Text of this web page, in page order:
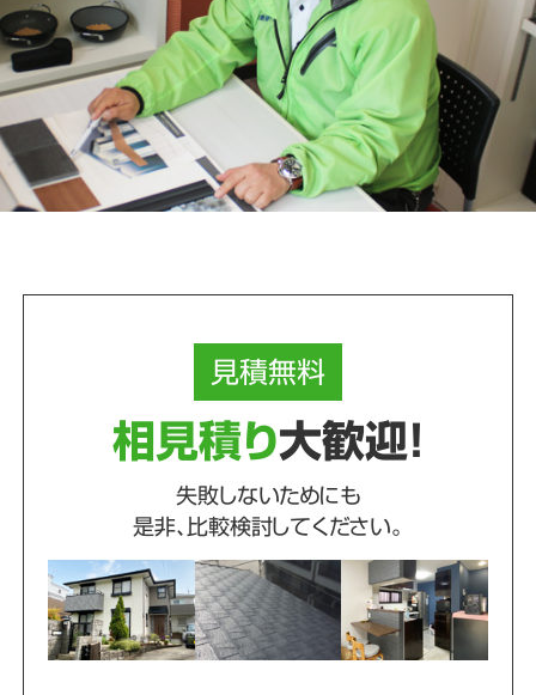
見積無料
相見積り大歓迎！
失敗しないためにも
是非、比較検討してください。